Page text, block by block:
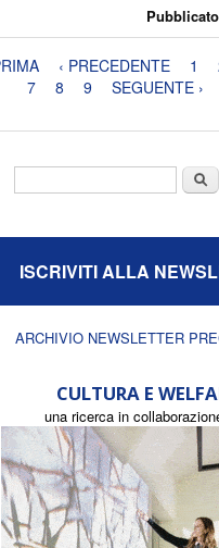
‹ PRECEDENTE 1
7
8 9 SEGUENTE ›
Cerca
ISCRIVITI ALLA
ARCHIVIO NEWSLETTER
CULTURA E
una ricerca in